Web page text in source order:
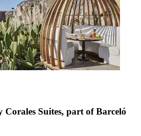
Corales Suites, part of Barceló